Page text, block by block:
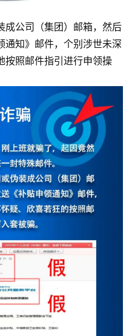
成公司（集团）邮箱，然后
通知》邮件，个别涉世未深
按照邮件指引进行申领操